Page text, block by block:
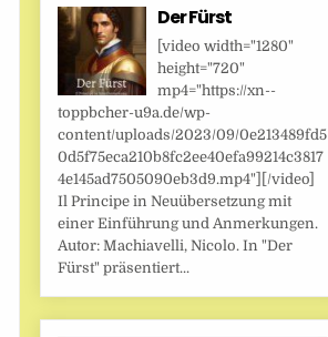
Der Fürst
[video width="1280"
height="720"
mp4="https://xn--
toppbcher-u9a.de/wp-
content/uploads/2023/09/0e213489fd5
0d5f75eca210b8fc2ee40efa99214c3817
4e145ad7505090eb3d9.mp4"][/video]
Il Principe in Neuübersetzung mit
einer Einführung und Anmerkungen.
Autor: Machiavelli, Nicolo. In "Der
Fürst" präsentiert...